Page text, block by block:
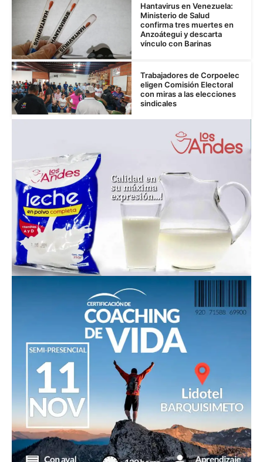
Hantavirus en Venezuela:
Ministerio de Salud
confirma tres muertes en
Anzoátegui y descarta
vínculo con Barinas
Trabajadores de Corpoelec
eligen Comisión Electoral
con miras a las elecciones
sindicales